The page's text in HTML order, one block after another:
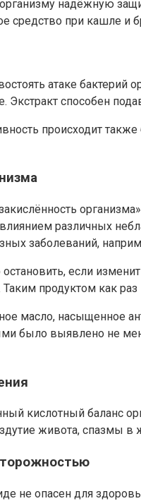
надёжную
средство при кашле и
атаке бактерий
способен
происходит
различных
заболеваний,
если
продуктом как раз
масло, насыщенное
было выявлено не
кислотный баланс
живота, спазмы
не опасен для